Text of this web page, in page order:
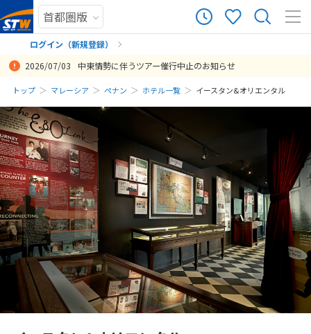
ログイン（新規登録）
まだ履歴がありません
まだ登録がありません
2026/07/03 中東情勢に伴うツアー催行中止のお知らせ
トップ マレーシア ペナン ホテル一覧 イースタン&オリエンタル